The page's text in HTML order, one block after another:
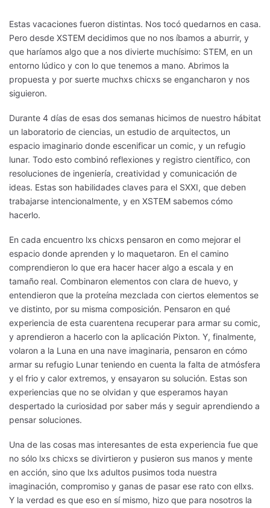
Estas vacaciones fueron distintas. Nos tocó quedarnos en casa.
Pero desde XSTEM decidimos que no nos íbamos a aburrir, y
que haríamos algo que a nos divierte muchísimo: STEM, en un
entorno lúdico y con lo que tenemos a mano. Abrimos la
propuesta y por suerte muchxs chicxs se engancharon y nos
siguieron.
Durante 4 días de esas dos semanas hicimos de nuestro hábitat
un laboratorio de ciencias, un estudio de arquitectos, un
espacio imaginario donde escenificar un comic, y un refugio
lunar. Todo esto combinó reflexiones y registro científico, con
resoluciones de ingeniería, creatividad y comunicación de
ideas. Estas son habilidades claves para el SXXI, que deben
trabajarse intencionalmente, y en XSTEM sabemos cómo
hacerlo.
En cada encuentro lxs chicxs pensaron en como mejorar el
espacio donde aprenden y lo maquetaron. En el camino
comprendieron lo que era hacer hacer algo a escala y en
tamaño real. Combinaron elementos con clara de huevo, y
entendieron que la proteína mezclada con ciertos elementos se
ve distinto, por su misma composición. Pensaron en qué
experiencia de esta cuarentena recuperar para armar su comic,
y aprendieron a hacerlo con la aplicación Pixton. Y, finalmente,
volaron a la Luna en una nave imaginaria, pensaron en cómo
armar su refugio Lunar teniendo en cuenta la falta de atmósfera
y el frio y calor extremos, y ensayaron su solución. Estas son
experiencias que no se olvidan y que esperamos hayan
despertado la curiosidad por saber más y seguir aprendiendo a
pensar soluciones.
Una de las cosas mas interesantes de esta experiencia fue que
no sólo lxs chicxs se divirtieron y pusieron sus manos y mente
en acción, sino que lxs adultos pusimos toda nuestra
imaginación, compromiso y ganas de pasar ese rato con ellxs.
Y la verdad es que eso en sí mismo, hizo que para nosotros la